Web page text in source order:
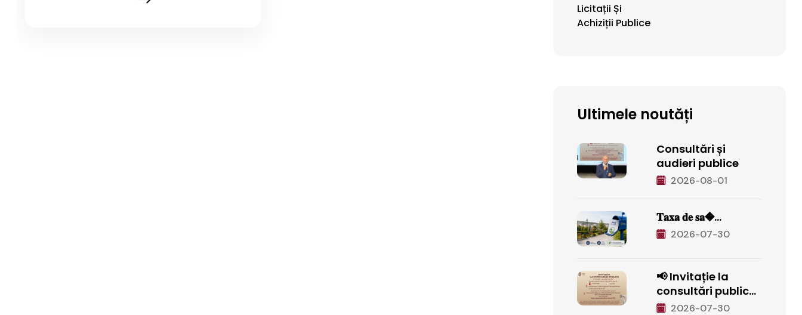
Licitații Și
Achiziții Publice
Ultimele noutăți
Consultări și
audieri publice
2026-08-01
𝐓𝐚𝐱𝐚 𝐝𝐞 𝐬𝐚�...
2026-07-30
📢 Invitație la
consultări public...
2026-07-30